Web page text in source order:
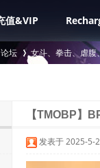
值&VIP
论坛 女斗、拳击、虐腹
【TMOBP】
发表于 2025-5-